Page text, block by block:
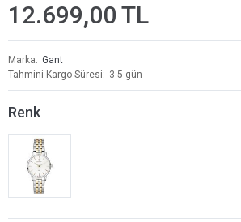
12.699,00 TL
Marka
Gant
Tahmini Kargo Süresi
3-5 gün
Renk